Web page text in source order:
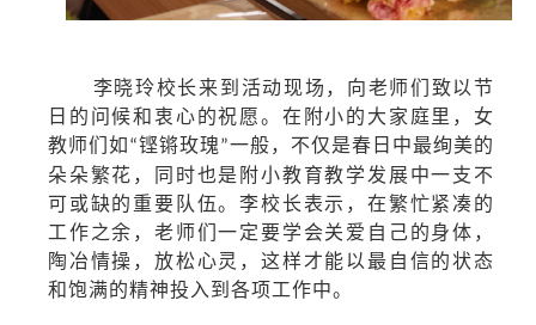
李晓玲校长 来到 活动现场， 向老师们致以节
日的问候和衷心的祝愿。 在附小的大家庭里， 女
教师们 如 “铿锵玫瑰”一般， 不仅是春日中最绚美的
朵朵繁花， 同时也是 附小教育教学发展中一支不
可或缺的重要队伍。李校长表示，在繁忙紧凑的
工作之余， 老师们一定要学会关爱自己的身体 ，
陶冶情操 ，放松 心灵，这样才能以最 自信的状态
和饱满的精神投入到各项工作中。